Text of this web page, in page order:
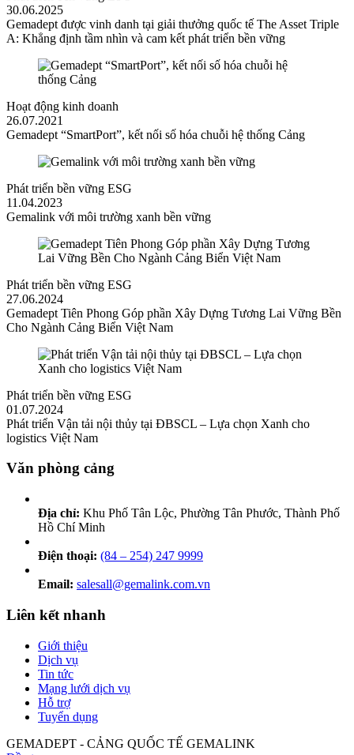
30.06.2025
Gemadept được vinh danh tại giải thưởng quốc tế The Asset Triple
A: Khẳng định tầm nhìn và cam kết phát triển bền vững
Hoạt động kinh doanh
26.07.2021
Gemadept “SmartPort”, kết nối số hóa chuỗi hệ thống Cảng
Phát triển bền vững ESG
11.04.2023
Gemalink với môi trường xanh bền vững
Phát triển bền vững ESG
27.06.2024
Gemadept Tiên Phong Góp phần Xây Dựng Tương Lai Vững Bền
Cho Ngành Cảng Biển Việt Nam
Phát triển bền vững ESG
01.07.2024
Phát triển Vận tải nội thủy tại ĐBSCL – Lựa chọn Xanh cho
logistics Việt Nam
Văn phòng cảng
Địa chỉ: Khu Phố Tân Lộc, Phường Tân Phước, Thành Phố
Hồ Chí Minh
Điện thoại: (84 – 254) 247 9999
Email: salesall@gemalink.com.vn
Liên kết nhanh
Giới thiệu
Dịch vụ
Tin tức
Mạng lưới dịch vụ
Hỗ trợ
Tuyển dụng
GEMADEPT - CẢNG QUỐC TẾ GEMALINK